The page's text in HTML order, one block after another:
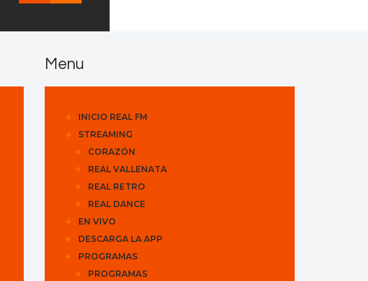
Menu
INICIO REAL FM
STREAMING
CORAZÓN
REAL VALLENATA
REAL RETRO
REAL DANCE
EN VIVO
DESCARGA LA APP
PROGRAMAS
PROGRAMAS